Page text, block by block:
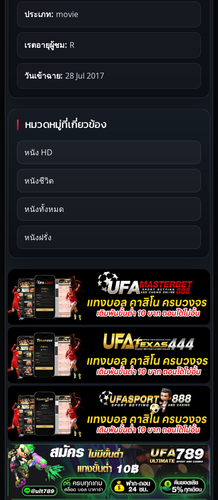
ประเภท: movie
เรตอายุผู้ชม: R
วันเข้าฉาย: 28 Jul 2017
หมวดหมู่ที่เกี่ยวข้อง
หนัง HD
หนังชีวิต
หนังทั้งหมด
หนังฝรั่ง